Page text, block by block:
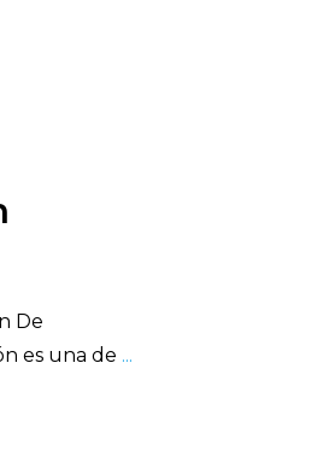
De
es una de ...